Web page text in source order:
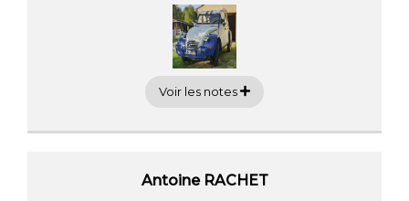
Voir les notes
Antoine RACHET